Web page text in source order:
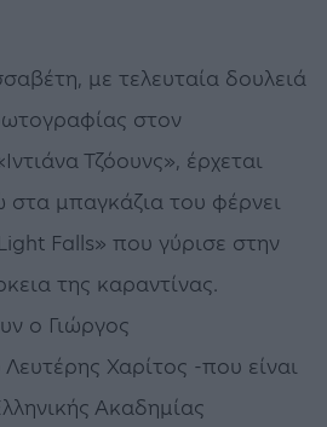
με τελευταία δουλειά
στον
Τζόουνς», έρχεται
στα μπαγκάζια του φέρνει
Falls» που γύρισε στην
της καραντίνας.
ο Γιώργος
Χαρίτος -που είναι
Ακαδημίας